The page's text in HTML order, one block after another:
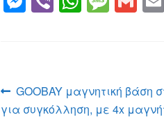
e
n
g
b h
A
p
e
g
e
m
Πλοήγηση
άρθρων
Προηγούμενο
άρθρο:
GOOBAY μαγνητική βάση
για συγκόλληση, με 4x